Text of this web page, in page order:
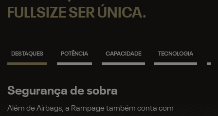
FULLSIZE SER ÚNICA.
DESTAQUES POTÊNCIA CAPACIDADE TECNOLOGIA
Segurança de sobra
Além de Airbags, a Rampage também conta com